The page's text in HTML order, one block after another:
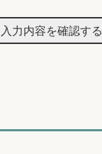
入力内容を確認する